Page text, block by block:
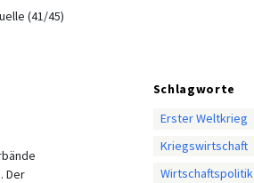
(41/45)
Der
Schlagworte
Erster Weltkrieg
Kriegswirtschaft
Wirtschaftspolitik